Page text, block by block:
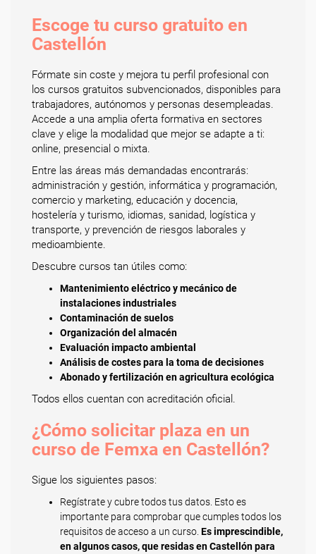
Escoge tu curso gratuito en
Castellón
Fórmate sin coste y mejora tu perfil profesional con
los cursos gratuitos subvencionados, disponibles para
trabajadores, autónomos y personas desempleadas.
Accede a una amplia oferta formativa en sectores
clave y elige la modalidad que mejor se adapte a ti:
online, presencial o mixta.
Entre las áreas más demandadas encontrarás:
administración y gestión, informática y programación,
comercio y marketing, educación y docencia,
hostelería y turismo, idiomas, sanidad, logística y
transporte, y prevención de riesgos laborales y
medioambiente.
Descubre cursos tan útiles como:
Mantenimiento eléctrico y mecánico de
instalaciones industriales
Contaminación de suelos
Organización del almacén
Evaluación impacto ambiental
Análisis de costes para la toma de decisiones
Abonado y fertilización en agricultura ecológica
Todos ellos cuentan con acreditación oficial.
¿Cómo solicitar plaza en un
curso de Femxa en Castellón?
Sigue los siguientes pasos:
Regístrate y cubre todos tus datos. Esto es
importante para comprobar que cumples todos los
requisitos de acceso a un curso. Es imprescindible,
en algunos casos, que residas en Castellón para